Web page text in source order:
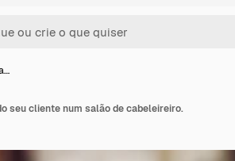
seu cliente num salão de cabeleireiro.